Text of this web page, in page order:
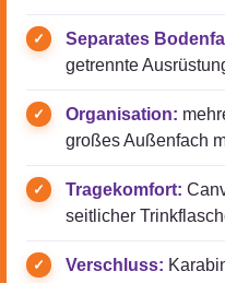
Separates
getrennte
Organisation:
großes Außenfach
Tragekomfort:
seitlicher
Verschluss: